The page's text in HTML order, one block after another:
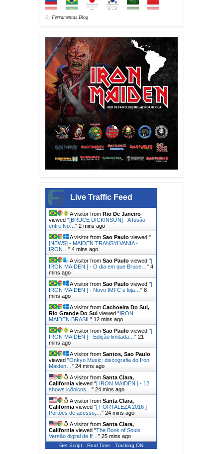
By Ferramentas Blog
Live Traffic Feed
A visitor from Rio De Janeiro
viewed "[BRUCE DICKINSON] - A fusão
entre No… " 2 mins ago
A visitor from Sao Paulo viewed "
[NEWS] - MAIDEN TRANSYLVANIA -
IRON… " 4 mins ago
A visitor from Sao Paulo viewed "[
IRON MAIDEN ] - O dia em que Bruce… " 4
mins ago
A visitor from Sao Paulo viewed "[
IRON MAIDEN ] - Novo IMFC e loja… " 8
mins ago
A visitor from Cachoeira Do Sul,
Rio Grande Do Sul viewed "IRON
MAIDEN BRASIL " 12 mins ago
A visitor from Sao Paulo viewed "[
IRON MAIDEN ] - Edição limitada… " 21
mins ago
A visitor from Santos, Sao Paulo
viewed "Onkyo Music: discografia do Iron
Maiden… " 24 mins ago
A visitor from Santa Clara,
California viewed "[ IRON MAIDEN ] - 12
shows icônicos… " 24 mins ago
A visitor from Santa Clara,
California viewed "[ FORTALEZA 2016 ] -
Portões de acesso,… " 24 mins ago
A visitor from Santa Clara,
California viewed "The Book of Souls:
Versão digital de If… " 25 mins ago
Get Script Real Time Tracking ON